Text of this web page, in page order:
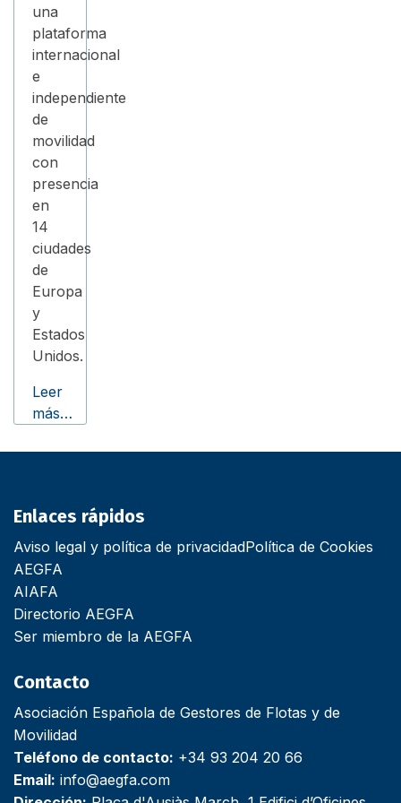
una
plataforma
internacional
e
independiente
de
movilidad
con
presencia
en
14
ciudades
de
Europa
y
Estados
Unidos.
Leer
más…
Enlaces rápidos
Aviso legal y política de privacidadPolítica de Cookies
AEGFA
AIAFA
Directorio AEGFA
Ser miembro de la AEGFA
Contacto
Asociación Española de Gestores de Flotas y de
Movilidad
Teléfono de contacto: +34 93 204 20 66
Email: info@aegfa.com